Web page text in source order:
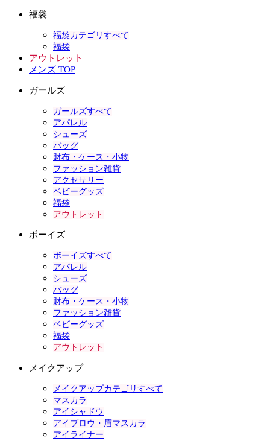
福袋
福袋カテゴリすべて
福袋
アウトレット
メンズ TOP
ガールズ
ガールズすべて
アパレル
シューズ
バッグ
財布・ケース・小物
ファッション雑貨
アクセサリー
ベビーグッズ
福袋
アウトレット
ボーイズ
ボーイズすべて
アパレル
シューズ
バッグ
財布・ケース・小物
ファッション雑貨
ベビーグッズ
福袋
アウトレット
メイクアップ
メイクアップカテゴリすべて
マスカラ
アイシャドウ
アイブロウ・眉マスカラ
アイライナー